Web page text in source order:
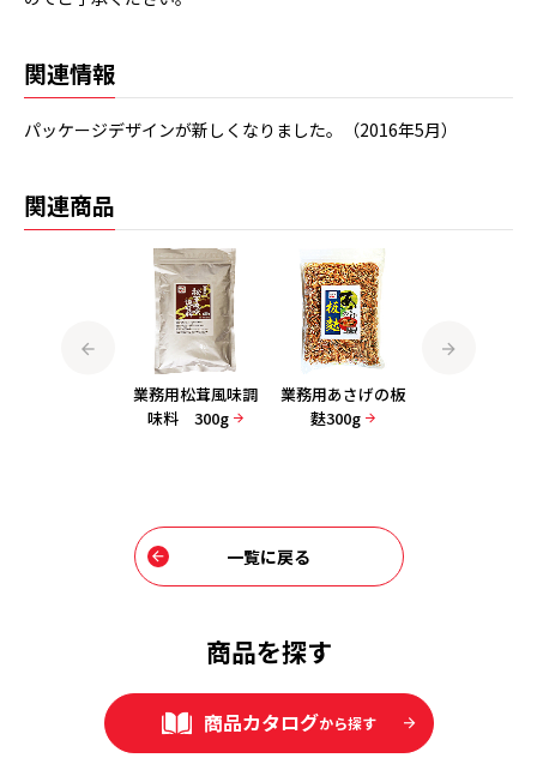
関連情報
パッケージデザインが新しくなりました。（2016年5月）
関連商品
業務用松茸風味調
味料 300g
業務用あさげの板
麩300g
一覧に戻る
商品を探す
商品カタログから探す